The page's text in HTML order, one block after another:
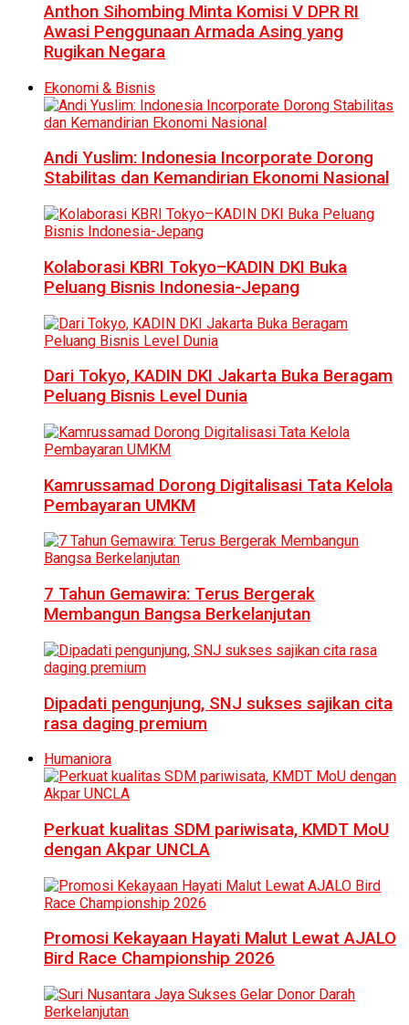
Anthon Sihombing Minta Komisi V DPR RI
Awasi Penggunaan Armada Asing yang
Rugikan Negara
Ekonomi & Bisnis
Andi Yuslim: Indonesia Incorporate Dorong
Stabilitas dan Kemandirian Ekonomi Nasional
Kolaborasi KBRI Tokyo–KADIN DKI Buka
Peluang Bisnis Indonesia-Jepang
Dari Tokyo, KADIN DKI Jakarta Buka Beragam
Peluang Bisnis Level Dunia
Kamrussamad Dorong Digitalisasi Tata Kelola
Pembayaran UMKM
7 Tahun Gemawira: Terus Bergerak
Membangun Bangsa Berkelanjutan
Dipadati pengunjung, SNJ sukses sajikan cita
rasa daging premium
Humaniora
Perkuat kualitas SDM pariwisata, KMDT MoU
dengan Akpar UNCLA
Promosi Kekayaan Hayati Malut Lewat AJALO
Bird Race Championship 2026